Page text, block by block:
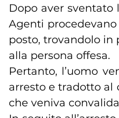
Dopo aver
Agenti
posto, trovandolo in
alla persona offesa.
Pertanto, l’uomo
arresto e tradotto al
che veniva